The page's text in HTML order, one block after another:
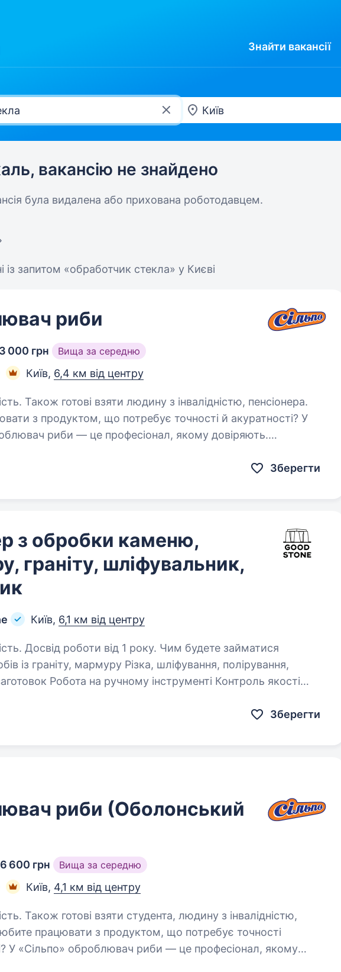
Знайти вакансії
вакансію не знайдено
була видалена або прихована роботодавцем.
із запитом «обработчик стекла» у Києві
риби
000 грн Вища за середню
Київ, 6,4 км від центру
Також готові взяти людину з інвалідністю, пенсіонера.
з продуктом, що потребує точності й акуратності? У
риби — це професіонал, якому довіряють.
Зберегти
з обробки каменю,
граніту, шліфувальник,
Київ, 6,1 км від центру
роботи від 1 року. Чим будете займатися
мармуру Різка, шліфування, полірування,
Контроль якості
Зберегти
риби (Оболонський
600 грн Вища за середню
Київ, 4,1 км від центру
Також готові взяти студента, людину з інвалідністю,
У «Сільпо» оброблювач риби — це професіонал, якому